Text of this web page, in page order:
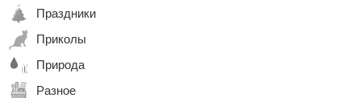
Праздники
Приколы
Природа
Разное